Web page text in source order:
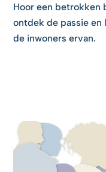
Hoor een betrokken
ontdek de passie en
de inwoners ervan.